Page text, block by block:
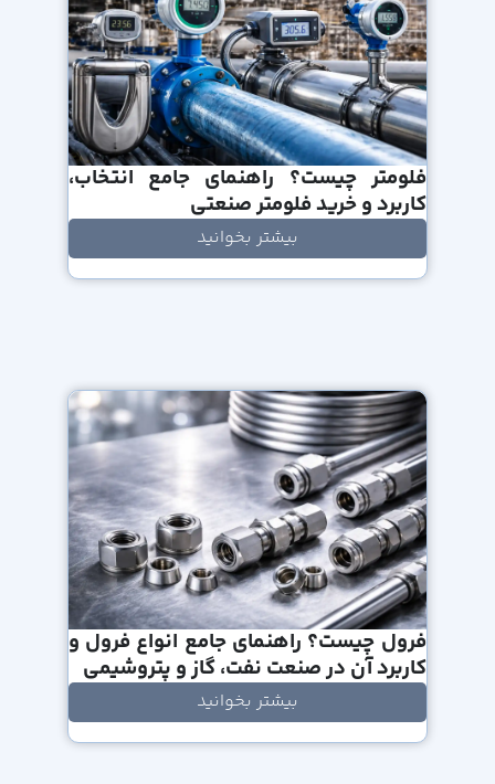
فلومتر چیست؟ راهنمای جامع انتخاب،
کاربرد و خرید فلومتر صنعتی
بیشتر بخوانید
فرول چیست؟ راهنمای جامع انواع فرول و
کاربرد آن در صنعت نفت، گاز و پتروشیمی
بیشتر بخوانید